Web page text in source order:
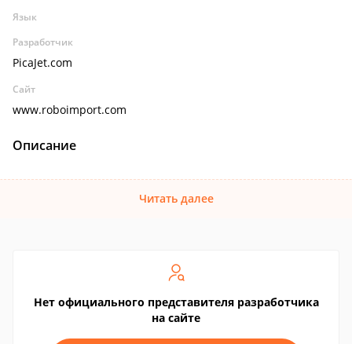
Язык
Разработчик
PicaJet.com
Сайт
www.roboimport.com
Описание
Читать далее
Нет официального представителя разработчика
на сайте